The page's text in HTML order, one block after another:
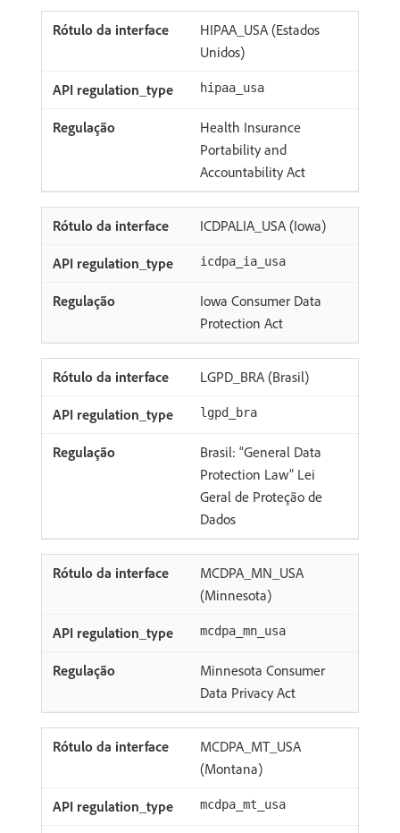
HIPAA_USA (Estados
Unidos)
hipaa_usa
Health Insurance
Portability and
Accountability Act
ICDPALIA_USA (Iowa)
icdpa_ia_usa
Iowa Consumer Data
Protection Act
LGPD_BRA (Brasil)
lgpd_bra
Brasil: “General Data
Protection Law” Lei
Geral de Proteção de
Dados
MCDPA_MN_USA
(Minnesota)
mcdpa_mn_usa
Minnesota Consumer
Data Privacy Act
MCDPA_MT_USA
(Montana)
mcdpa_mt_usa